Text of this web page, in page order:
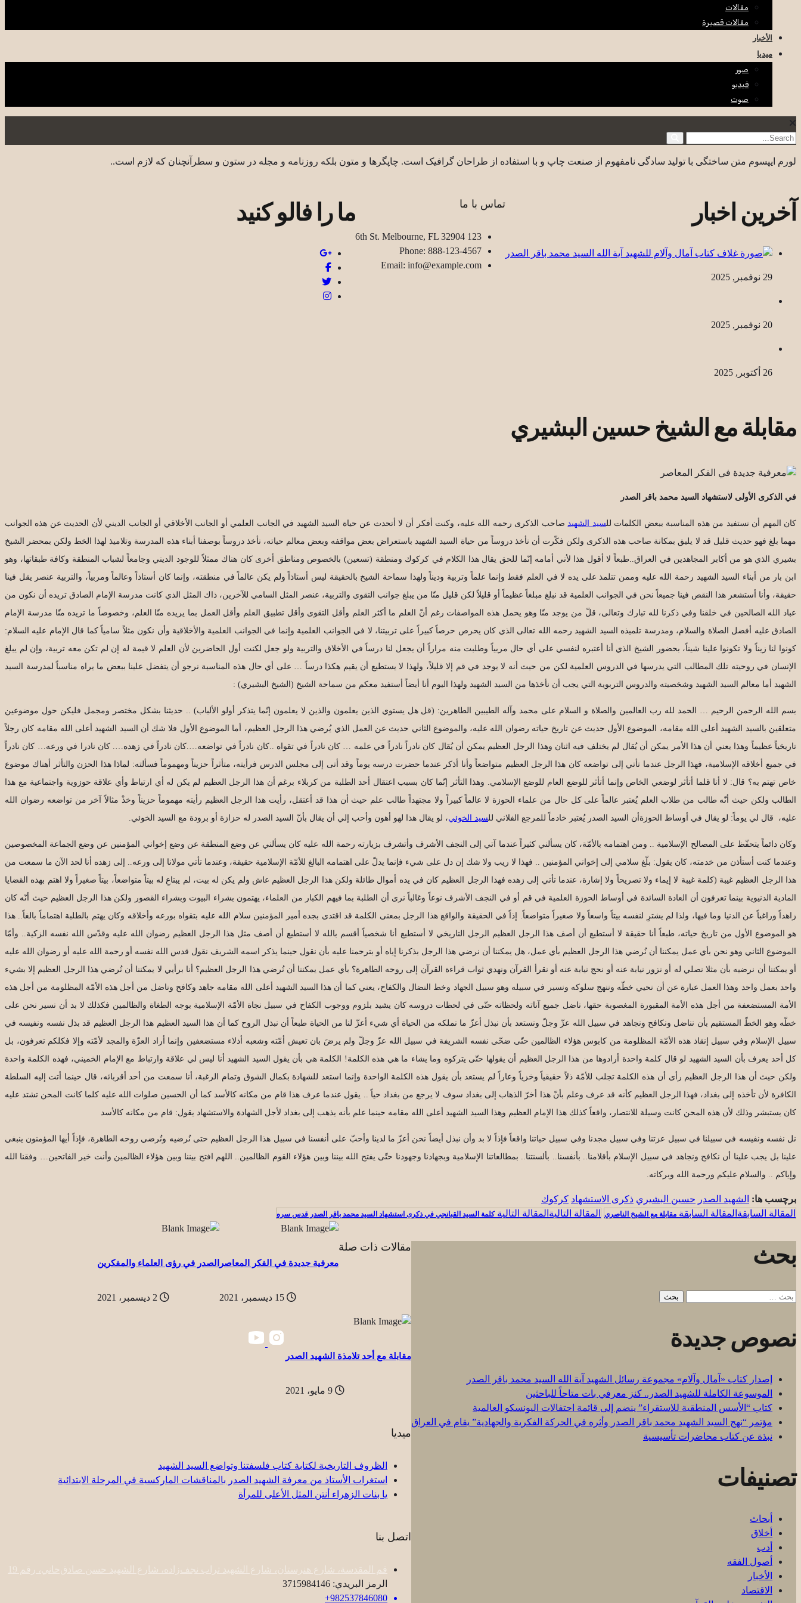
مقالات
مقالات قصيرة
الأخبار
ميديا
صور
فيديو
صوت
لورم ایپسوم متن ساختگی با تولید سادگی نامفهوم از صنعت چاپ و با استفاده از طراحان گرافیک است. چاپگرها و متون بلکه روزنامه و مجله در ستون و سطرآنچنان که لازم است..
آخرین اخبار
29 نوفمبر, 2025
20 نوفمبر, 2025
26 أكتوبر, 2025
تماس با ما
123 6th St. Melbourne, FL 32904
Phone: 888-123-4567
Email: info@example.com
ما را فالو کنید
مقابلة مع الشيخ حسين البشيري
في الذكرى الأولى لاستشهاد السيد محمد باقر الصدر
كان المهم أن نستفيد من هذه المناسبة ببعض الكلمات للسيد الشهيدصاحب الذكرى رحمه الله عليه، وكنت أفكر أن لا أتحدث عن حياة السيد الشهيد في الجانب العلمي أو الجانب الأخلاقي أو الجانب الديني لأن الحديث عن هذه الجوانب
مهما بلغ فهو حديث قليل قد لا يليق بمكانة صاحب هذه الذكرى ولكن فكّرت أن نأخذ دروساً من حياة السيد الشهيد باستعراض بعض مواقفه وبعض معالم حياته، نأخذ دروساً بوصفنا أبناء هذه المدرسة وتلاميذ لهذا الخط ولكن بمحضر الشيخ
بشيري الذي هو من أكابر المجاهدين في العراق..طبعاً لا أقول هذا لأني أمامه إنّما للحق يقال هذا الكلام في كركوك ومنطقة (تسعين) بالخصوص ومناطق أخرى كان هناك ممثلاً للوجود الديني وجامعاً لشباب المنطقة وكافة طبقاتها، وهو
ابن بار من أبناء السيد الشهيد رحمة الله عليه وممن تتلمذ على يده لا في العلم فقط وإنما علماً وتربية وديناً ولهذا سماحة الشيخ بالحقيقة ليس أستاذاً ولم يكن عالماً في منطقته، وإنما كان أستاذاً وعالماً ومربياً، والتربية عنصر يقل فينا
حقيقة، وأنا أستشعر هذا النقص فينا جميعاً نحن في الجوانب العلمية قد نبلغ مبلغاً عظيماً أو قليلاً لكن قليل منّا من يبلغ جوانب التقوى والتربية، عنصر المثل السامي للآخرين، ذاك المثل الذي كانت مدرسة الإمام الصادق تريده أن نكون من
عباد الله الصالحين في خلقنا وفي ذكرنا لله تبارك وتعالى، قلّ من يوجد منّا وهو يحمل هذه المواصفات رغم أنّ العلم ما أكثر العلم وأقل التقوى وأقل تطبيق العلم وأقل العمل بما يريده منّا العلم، وخصوصاً ما تريده منّا مدرسة الإمام
الصادق عليه أفضل الصلاة والسلام، ومدرسة تلميذه السيد الشهيد رحمه الله تعالى الذي كان يحرص حرصاً كبيراً على تربيتنا، لا في الجوانب العلمية وإنما في الجوانب العلمية والأخلاقية وأن نكون مثلاً سامياً كما قال الإمام عليه السلام:
كونوا لنا زيناً ولا تكونوا علينا شيناً، بحضور الشيخ الذي أنا أعتبره لنفسي على أي حال مربياً وطلبت منه مراراً أن يجعل لنا درساً في الأخلاق والتربية ولو جعل لكنت أول الحاضرين لأن العلم لا قيمة له إن لم تكن معه تربية، وإن لم يبلغ
الإنسان في روحيته تلك المطالب التي يدرسها في الدروس العلمية لكن من حيث أنه لا يوجد في قم إلا قليلاً، ولهذا لا يستطيع أن يقيم هكذا درساً … على أي حال هذه المناسبة نرجو أن يتفضل علينا ببعض ما يراه مناسباً لمدرسة السيد
الشهيد أما معالم السيد الشهيد وشخصيته والدروس التربوية التي يجب أن نأخذها من السيد الشهيد ولهذا اليوم أنا أيضاً أستفيد معكم من سماحة الشيخ (الشيخ البشيري) :
بسم الله الرحمن الرحيم … الحمد لله رب العالمين والصلاة و السلام على محمد وآله الطيبين الطاهرين: (قل هل يستوي الذين يعلمون والذين لا يعلمون إنّما يتذكر أولو الألباب) .. حديثنا بشكل مختصر ومجمل فليكن حول موضوعين
متعلقين بالسيد الشهيد أعلى الله مقامه، الموضوع الأول حديث عن تاريخ حياته رضوان الله عليه، والموضوع الثاني حديث عن العمل الذي يُرضي هذا الرجل العظيم، أما الموضوع الأول فلا شك أن السيد الشهيد أعلى الله مقامه كان رجلاً
تاريخياً عظيماً وهذا يعني أن هذا الأمر يمكن أن يُقال لم يختلف فيه اثنان وهذا الرجل العظيم يمكن أن يُقال كان نادراً نادراً في علمه … كان نادراً في تقواه ..كان نادراً في تواضعه….كان نادراً في زهده…. كان نادرا في ورعه… كان نادراً
في جميع أخلاقه الإسلامية، فهذا الرجل عندما تأتي إلى تواضعه كان هذا الرجل العظيم متواضعاً وأنا أذكر عندما حضرت درسه يوماً وقد أتى إلى مجلس الدرس فرأيته، متأثراً حزيناً ومهموماً فسألته: لماذا هذا الحزن والتأثر أهناك موضوع
خاص تهتم به؟ قال: لا أنا قلما أتأثر لوضعي الخاص وإنما أتأثر للوضع العام للوضع الإسلامي. وهذا التأثر إنّما كان بسبب اعتقال أحد الطلبة من كربلاء برغم أن هذا الرجل العظيم لم يكن له أي ارتباط وأي علاقة حوزوية واجتماعية مع هذا
الطالب ولكن حيث أنّه طالب من طلاب العلم يُعتبر عالماً على كل حال من علماء الحوزة لا عالماً كبيراً ولا مجتهداً طالب علم حيث أن هذا قد أعتقل، رأيت هذا الرجل العظيم رأيته مهموماً حزيناً وخذْ مثالاً آخر من تواضعه رضوان الله
عليه، قال لي يوماً: لو يقال في أوساط الحوزةأن السيد الصدر يُعتبر خادماً للمرجع الفلاني للسيد الخوئي، لو يقال هذا لهو أهون وأحب إلي أن يقال بأنّ السيد الصدر له حزازة أو برودة مع السيد الخوئي.
وكان دائماً يتحفّظ على المصالح الإسلامية .. ومن اهتمامه بالأمّة، كان يسألني كثيراً عندما آتي إلى النجف الأشرف وأتشرف بزيارته رحمة الله عليه كان يسألني عن وضع المنطقة عن وضع إخواني المؤمنين عن وضع الجماعة المخصوصين
وعندما كنت أستأذن من خدمته، كان يقول: بلّغ سلامي إلى إخواني المؤمنين .. فهذا لا ريب ولا شك إن دل على شيء فإنما يدلّ على اهتمامه البالغ للأمّة الإسلامية حقيقة، وعندما تأتي مولانا إلى ورعه.. إلى زهده أنا لحد الآن ما سمعت من
هذا الرجل العظيم غيبة (كلمة غيبة لا إيماء ولا تصريحاً ولا إشارة، عندما تأتي إلى زهده فهذا الرجل العظيم كان في يده أموال طائلة ولكن هذا الرجل العظيم عاش ولم يكن له بيت، لم يبتاعِ له بيتاً متواضعاً، بيتاً صغيراً ولا اهتم بهذه القضايا
المادية الدنيوية بينما تعرفون أن العادة السائدة في أوساط الحوزة العلمية في قم أو في النجف الأشرف نوعاً وغالباً نرى أن الطلبة بما فيهم الكبار من العلماء، يهتمون بشراء البيوت وبشراء القصور ولكن هذا الرجل العظيم حيث أنّه كان
زاهداً وراغباً عن الدنيا وما فيها، ولذا لم يشترِ لنفسه بيتاً واسعاً ولا صغيراً متواضعاً. إذاً في الحقيقة والواقع هذا الرجل بمعنى الكلمة قد اقتدى بجده أمير المؤمنين سلام الله عليه بتقواه بورعه وأخلاقه وكان يهتم بالطلبة اهتماماً بالغاً.. هذا
هو الموضوع الأول من تاريخ حياته، طبعاً أنا حقيقة لا أستطيع أن أصف هذا الرجل العظيم الرجل التاريخي لا أستطيع أنا شخصياً أقسم بالله لا أستطيع أن أصف مثل هذا الرجل العظيم رضوان الله عليه وقدّس الله نفسه الزكية.. وأمّا
الموضوع الثاني وهو نحن بأي عمل يمكننا أن نُرضي هذا الرجل العظيم بأي عمل، هل يمكننا أن نرضي هذا الرجل بذكرنا إياه أو بترحمنا عليه بأن نقول حينما يذكر اسمه الشريف نقول قدس الله نفسه أو رحمة الله عليه أو رضوان الله عليه
أو يمكننا أن نرضيه بأن مثلا نصلي له أو نزور نيابة عنه أو نحج نيابة عنه أو نقرأ القرآن ونهدي ثواب قراءة القرآن إلى روحه الطاهرة؟ بأي عمل يمكننا أن نُرضي هذا الرجل العظيم؟ أنا برأيي لا يمكننا أن نُرضي هذا الرجل العظيم إلا بشيء
واحد بعمل واحد وهذا العمل عبارة عن أن نحيي خطّه وننهج سلوكه ونسير في سبيله وهو سبيل الجهاد وخط النضال والكفاح، يعني كما أن هذا السيد الشهيد أعلى الله مقامه جاهد وكافح وناضل من أجل هذه الأمّة المظلومة من أجل هذه
الأمة المستضعفة من أجل هذه الأمة المقبورة المغصوبة حقها، ناضل جميع آناته ولحظاته حتّى في لحظات دروسه كان يشيد بلزوم ووجوب الكفاح في سبيل نجاة الأمّة الإسلامية بوجه الطغاة والظالمين فكذلك لا بد أن نسير نحن على
خطّه وهو الخطّ المستقيم بأن نناضل ونكافح ونجاهد في سبيل الله عزّ وجلّ ونستعد بأن نبذل أعزّ ما نملكه من الحياة أي شيء أعزّ لنا من الحياة طبعاً أن نبذل الروح كما أن هذا السيد العظيم هذا الرجل العظيم قد بذل نفسه ونفيسه في
سبيل الإسلام وفي سبيل إنقاذ هذه الأمّة المظلومة من كابوس هؤلاء الظالمين حتّى ضحّى نفسه الشريفة في سبيل الله عزّ وجلّ ولم يرضَ بان تعيش أمّته وشعبه أذلاء مستضعفين وإنما أراد العزّة والمجد لأمّته وإلا فكلكم تعرفون، بل
كل أحد يعرف بأن السيد الشهيد لو قال كلمة واحدة أرادوها من هذا الرجل العظيم أن يقولها حتّى يتركوه وما يشاء ما هي هذه الكلمة! الكلمة هي بأن يقول السيد الشهيد أنا ليس لي علاقة وارتباط مع الإمام الخميني، فهذه الكلمة واحدة
ولكن حيث أن هذا الرجل العظيم رأى أن هذه الكلمة تجلب للأمّة ذلاً حقيقياً وخزياً وعاراً لم يستعد بأن يقول هذه الكلمة الواحدة وإنما استعد للشهادة بكمال الشوق وتمام الرغبة، أنا سمعت من أحد أقربائه، قال حينما أتت إليه السلطة
الكافرة لأن تأخذه إلى بغداد، فهذا الرجل العظيم كأنه قد عرف وعلم بأنّ هذا أخرّ الذهاب إلى بغداد سوف لا يرجع من بغداد حياً .. يقول عندما عرف هذا قام من مكانه كالأسد كما أن الحسين صلوات الله عليه كلما كانت المحن تشتد عليه
كان يستبشر وذلك لأن هذه المحن كانت وسيلة للانتصار، واقعاً كذلك هذا الإمام العظيم وهذا السيد الشهيد أعلى الله مقامه حينما علم بأنه يذهب إلى بغداد لأجل الشهادة والاستشهاد يقول: قام من مكانه كالأسد
نل نفسه ونفيسه في سبيلنا في سبيل عزتنا وفي سبيل مجدنا وفي سبيل حياتنا واقعاً فإذاً لا بد وأن نبذل أيضاً نحن أعزّ ما لدينا وأحبّ على أنفسنا في سبيل هذا الرجل العظيم حتى نُرضيه ونُرضي روحه الطاهرة، فإذاً أيها المؤمنون ينبغي
علينا بل يجب علينا أن نكافح ونجاهد في سبيل الإسلام بأقلامنا.. بأنفسنا.. بألسنتنا.. بمطالعاتنا الإسلامية وبجهادنا وجهودنا حتّى يفتح الله بيننا وبين هؤلاء القوم الظالمين.. اللهم افتح بيننا وبين هؤلاء الظالمين وأنت خير الفاتحين… وفقنا الله
وإياكم .. والسلام عليكم ورحمة الله وبركاته.
برچسب ها: الشهيد الصدر حسين البشيري ذكرى الاستشهاد كركوك
المقالة السابقة مقابلة مع الشيخ الناصري المقالة التاليةكلمة السيد القبانجي في ذكرى استشهاد السيد محمد باقر الصدر قدس سره
بحث
البحث
نصوص جديدة
إصدار كتاب «آمال وآلام» مجموعة رسائل الشهيد آية الله السيد محمد باقر الصدر
الموسوعة الكاملة للشهيد الصدر.. كنز معرفي بات متاحاً للباحثين
كتاب “الأسس المنطقية للاستقراء” ينضم إلى قائمة احتفالات اليونسكو العالمية
مؤتمر “نهج السيد الشهيد محمد باقر الصدر وأثره في الحركة الفكرية والجهادية” يقام في العراق
نبذة عن كتاب محاضرات تأسيسية
تصنيفات
أبحاث
أخلاق
أدب
أصول الفقه
الأخبار
الاقتصاد
مقالات ذات صلة
معرفية جديدة في الفكر المعاصرالصدر في رؤى العلماء والمفكرين
مقابلة مع أحد تلامذة الشهيد الصدر
ميديا
الظروف التاريخية لكتابة كتاب فلسفتنا وتواضع السيد الشهيد
استغراب الأستاذ من معرفة الشهيد الصدر بالمناقشات الماركسية في المرحلة الابتدائية
یا بنات الزهراء أنتن المثل الأعلى للمرأة
اتصل بنا
قم المقدسة، شارع هنرستان، شارع الشهيد تراب نجف‌زاده، شارع الشهيد حسن صادق‌خاني، رقم 19
الرمز البريدي: 3715984146
982537846080+